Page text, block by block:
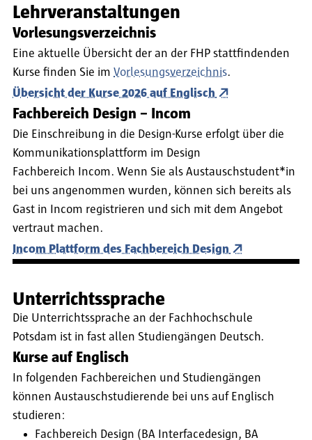
Lehrveranstaltungen
Vorlesungsverzeichnis
Eine aktuelle Übersicht der an der FHP stattfindenden
Kurse finden Sie im Vorlesungsverzeichnis.
Übersicht der Kurse 2026 auf Englisch
Fachbereich Design – Incom
Die Einschreibung in die Design-Kurse erfolgt über die
Kommunikationsplattform im Design
Fachbereich Incom. Wenn Sie als Austauschstudent*in
bei uns angenommen wurden, können sich bereits als
Gast in Incom registrieren und sich mit dem Angebot
vertraut machen.
Incom Plattform des Fachbereich Design
Unterrichtssprache
Die Unterrichtssprache an der Fachhochschule
Potsdam ist in fast allen Studiengängen Deutsch.
Kurse auf Englisch
In folgenden Fachbereichen und Studiengängen
können Austauschstudierende bei uns auf Englisch
studieren:
Fachbereich Design (BA Interfacedesign, BA